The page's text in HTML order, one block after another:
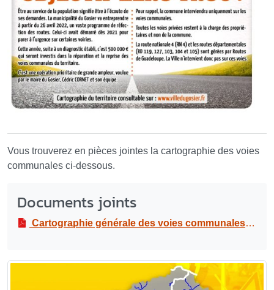
Vous trouverez en pièces jointes la cartographie des voies
communales ci-dessous.
Documents joints
Cartographie générale des voies communales PDF